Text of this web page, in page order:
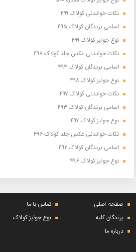
نکات خواندنی کولاک ۴۹۹
اسامی برندگان کولاک ۴۹۵
نوع جوایز کولاک ۴۹۹
نکات خواندنی عکس جلد کولاک ۴۹۸
اسامی برندگان کولاک ۴۹۴
نوع جوایز کولاک ۴۹۸
نکات خواندنی کولاک ۴۹۷
اسامی برندگان کولاک ۴۹۳
نوع جوایز کولاک ۴۹۷
نکات خواندنی عکس جلد کولاک ۴۹۶
اسامی برندگان کولاک ۴۹۲
نوع جوایز کولاک ۴۹۶
صفحه اصلی تماس با ما
برندگان کلبه
نوع جوایز کولاک
درباره ما